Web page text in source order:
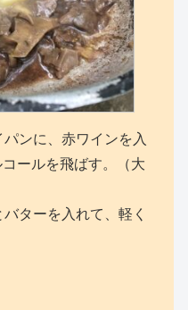
ンに、赤ワインを入
ールを飛ばす。（大
ターを入れて、軽く